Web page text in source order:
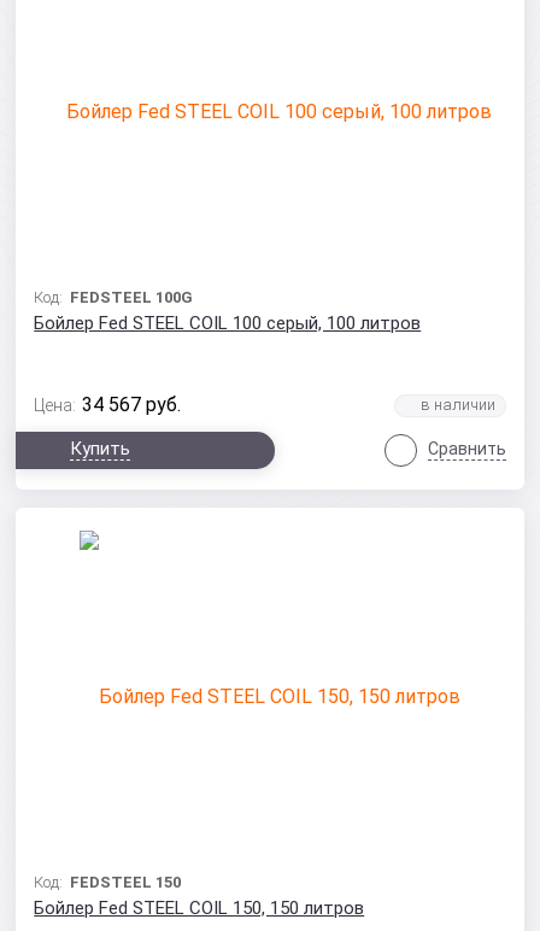
Код: FEDSTEEL 100G
Бойлер Fed STEEL COIL 100 серый, 100 литров
Цена: 34 567 руб.
Купить Сравнить
Код: FEDSTEEL 150
Бойлер Fed STEEL COIL 150, 150 литров